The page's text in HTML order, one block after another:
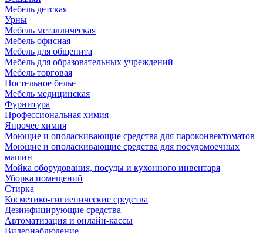
Мебель детская
Урны
Мебель металлическая
Мебель офисная
Мебель для общепита
Мебель для образовательных учреждений
Мебель торговая
Постельное белье
Мебель медицинская
Фурнитура
Профессиональная химия
Япрочее химия
Моющие и ополаскивающие средства для пароконвектоматов
Моющие и ополаскивающие средства для посудомоечных
машин
Мойка оборудования, посуды и кухонного инвентаря
Уборка помещений
Стирка
Косметико-гигиенические средства
Дезинфицирующие средства
Автоматизация и онлайн-кассы
Видеонаблюдение